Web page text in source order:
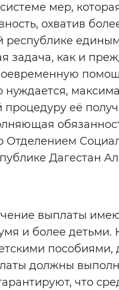
мер,
охватив
республике
задача, как и
нуждается,
её
Отделением
Дагестан
выплаты
и более детьми.
пособиями,
должны
что